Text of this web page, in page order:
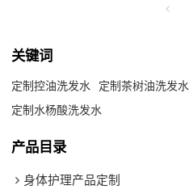
关键词
定制控油洗发水 定制茶树油洗发水
定制水杨酸洗发水
产品目录
身体护理产品定制